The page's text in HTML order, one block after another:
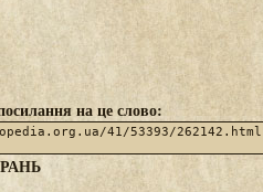
на це слово: